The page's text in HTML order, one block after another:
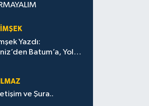
Yazdı:
Batum’a, Yolun
ve Şura..